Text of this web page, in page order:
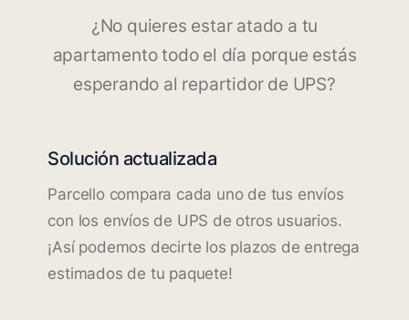
¿No quieres estar atado a tu
apartamento todo el día porque estás
esperando al repartidor de UPS?
Solución actualizada
Parcello compara cada uno de tus envíos
con los envíos de UPS de otros usuarios.
¡Así podemos decirte los plazos de entrega
estimados de tu paquete!